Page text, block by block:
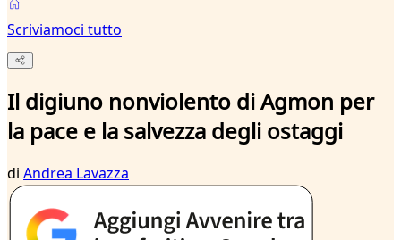
Scriviamoci tutto
Il digiuno nonviolento di Agmon per
la pace e la salvezza degli ostaggi
di Andrea Lavazza